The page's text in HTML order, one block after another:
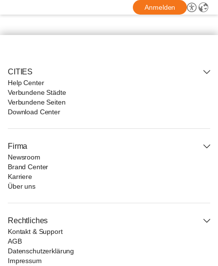
Anmelden
CITIES
Help Center
Verbundene Städte
Verbundene Seiten
Download Center
Firma
Newsroom
Brand Center
Karriere
Über uns
Rechtliches
Kontakt & Support
AGB
Datenschutzerklärung
Impressum